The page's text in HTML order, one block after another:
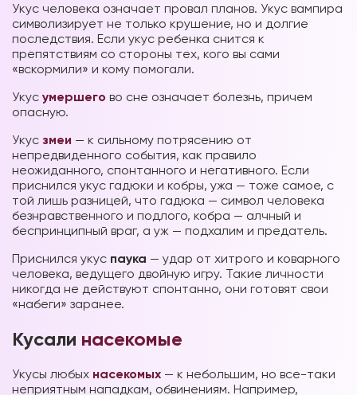
Укус человека означает провал планов. Укус вампира
символизирует не только крушение, но и долгие
последствия. Если укус ребенка снится к
препятствиям со стороны тех, кого вы сами
«вскормили» и кому помогали.
Укус умершего во сне означает болезнь, причем
опасную.
Укус змеи — к сильному потрясению от
непредвиденного события, как правило
неожиданного, спонтанного и негативного. Если
приснился укус гадюки и кобры, ужа — тоже самое, с
той лишь разницей, что гадюка — символ человека
безнравственного и подлого, кобра — алчный и
беспринципный враг, а уж — подхалим и предатель.
Приснился укус паука — удар от хитрого и коварного
человека, ведущего двойную игру. Такие личности
никогда не действуют спонтанно, они готовят свои
«набеги» заранее.
Кусали насекомые
Укусы любых насекомых — к небольшим, но все-таки
неприятным нападкам, обвинениям. Например,